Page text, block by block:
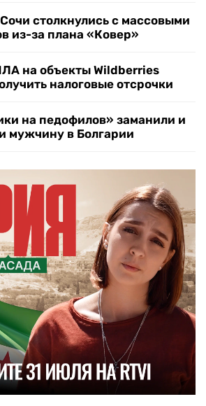
столкнулись с массовыми
из-за плана «Ковер»
на объекты Wildberries
налоговые отсрочки
на педофилов» заманили и
мужчину в Болгарии